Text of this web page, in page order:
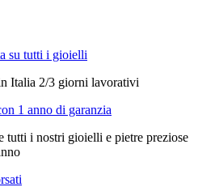
su tutti i gioielli
Italia 2/3 giorni lavorativi
1 anno di garanzia
tutti i nostri gioielli e pietre preziose